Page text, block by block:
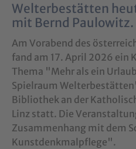
Welterbestätten
mit Bernd Paulowitz.
Am Vorabend des
fand am 17. April 2026 ein
Thema "Mehr als ein
Spielraum
Bibliothek an der
Linz statt. Die
Zusammenhang mit dem
Kunstdenkmalpflege".